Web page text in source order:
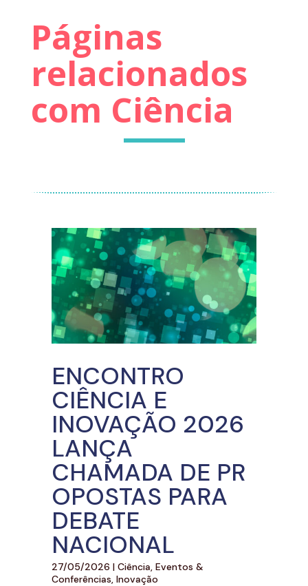
Páginas
relacionados
com Ciência
ENCONTRO
CIÊNCIA E
INOVAÇÃO 2026
LANÇA
CHAMADA DE PR
OPOSTAS PARA
DEBATE
NACIONAL
27/05/2026 | Ciência, Eventos &
Conferências, Inovação